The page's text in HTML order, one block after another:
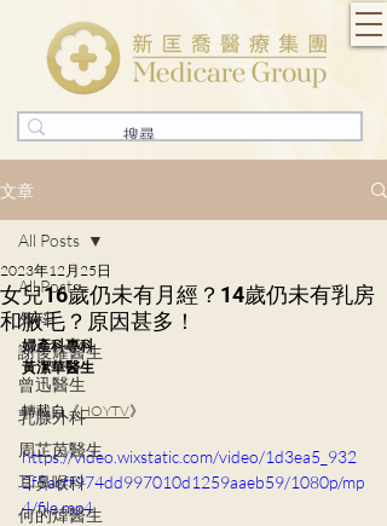
文章
All Posts
外科
謝俊耀醫生
曾迅醫生
乳腺外科
周芷茵醫生
耳鼻喉科
何的煒醫生
All Posts
女兒16歲仍未有月經？14歲仍未有乳房
和腋毛？原因甚多！
2023年12月25日
婦產科專科
黃潔華醫生
轉載自《HOYTV》
https://video.wixstatic.com/video/1d3ea5_932
2f5acff974dd997010d1259aaeb59/1080p/mp
4/file.mp4